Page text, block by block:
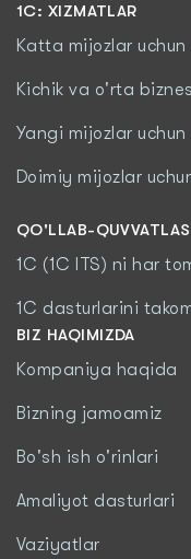
1С: XIZMATLAR
Katta mijozlar uchun
Kichik va o'rta
Yangi mijozlar uchun
Doimiy mijozlar
QO'LLAB-
1C (1C ITS) ni har
1C dasturlarini
BIZ HAQIMIZDA
Kompaniya haqida
Bizning jamoamiz
Bo'sh ish o'rinlari
Amaliyot dasturlari
Vaziyatlar